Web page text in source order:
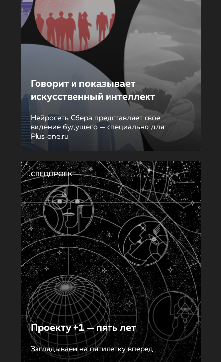
Говорит и показывает
искусственный интеллект
Нейросеть Сбера представляет свое
видение будущего — специально для
Plus‑one.ru
СПЕЦПРОЕКТ
Проекту +1 — пять лет
Заглядываем на пятилетку вперед